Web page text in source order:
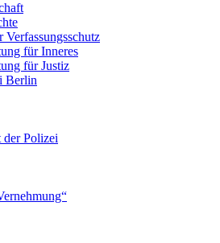
Verfassungsschutz
für Inneres
für Justiz
Berlin
der Polizei